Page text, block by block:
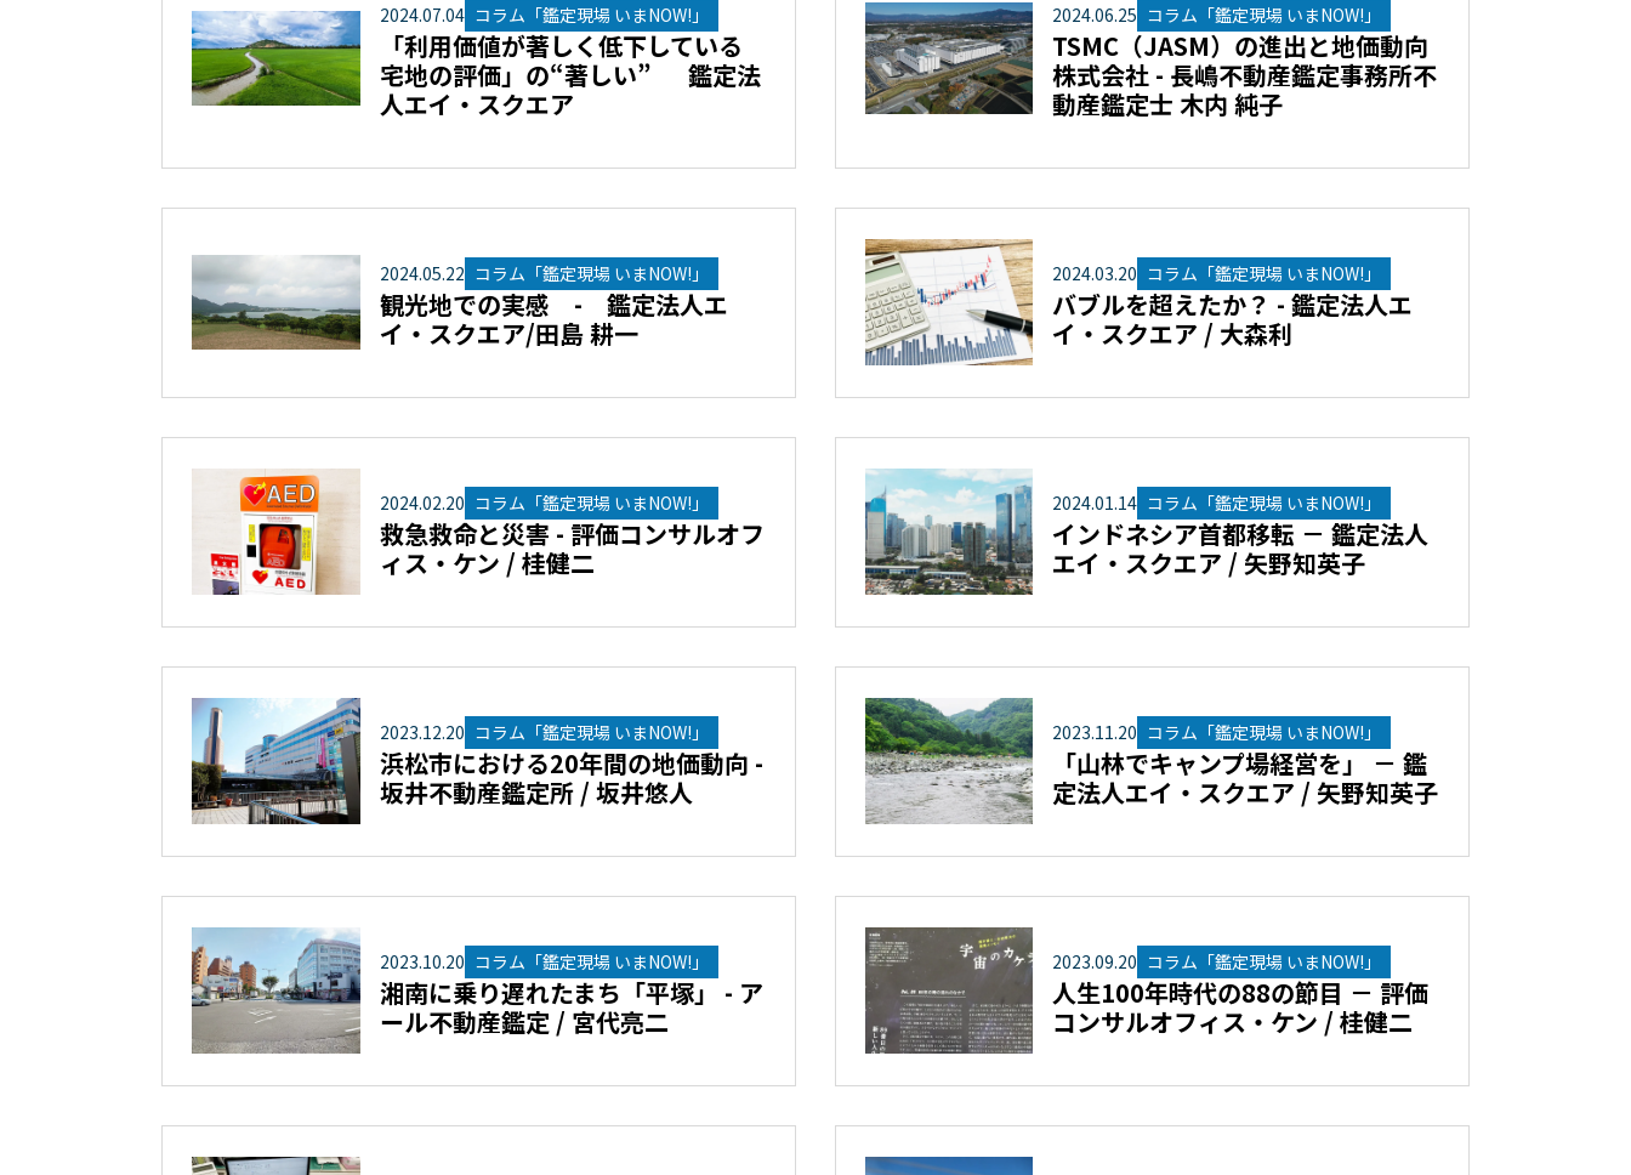
2024.07.04 コラム「鑑定現場 いまNOW!」
「利用価値が著しく低下している
宅地の評価」の“著しい” 鑑定法
人エイ・スクエア
2024.06.25 コラム「鑑定現場 いまNOW!」
TSMC（JASM）の進出と地価動向
株式会社 - 長嶋不動産鑑定事務所不
動産鑑定士 木内 純子
2024.05.22 コラム「鑑定現場 いまNOW!」
観光地での実感 - 鑑定法人エ
イ・スクエア/田島 耕一
2024.03.20 コラム「鑑定現場 いまNOW!」
バブルを超えたか？ - 鑑定法人エ
イ・スクエア / 大森利
2024.02.20 コラム「鑑定現場 いまNOW!」
救急救命と災害 - 評価コンサルオフ
ィス・ケン / 桂健二
2024.01.14 コラム「鑑定現場 いまNOW!」
インドネシア首都移転 － 鑑定法人
エイ・スクエア / 矢野知英子
2023.12.20 コラム「鑑定現場 いまNOW!」
浜松市における20年間の地価動向 -
坂井不動産鑑定所 / 坂井悠人
2023.11.20 コラム「鑑定現場 いまNOW!」
「山林でキャンプ場経営を」 － 鑑
定法人エイ・スクエア / 矢野知英子
2023.10.20 コラム「鑑定現場 いまNOW!」
湘南に乗り遅れたまち「平塚」 - ア
ール不動産鑑定 / 宮代亮二
2023.09.20 コラム「鑑定現場 いまNOW!」
人生100年時代の88の節目 － 評価
コンサルオフィス・ケン / 桂健二